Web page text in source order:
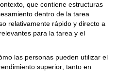
que contiene estructuras
dentro de la tarea
relativamente rápido y directo a
para la tarea y el
las personas pueden utilizar el
superior; tanto en